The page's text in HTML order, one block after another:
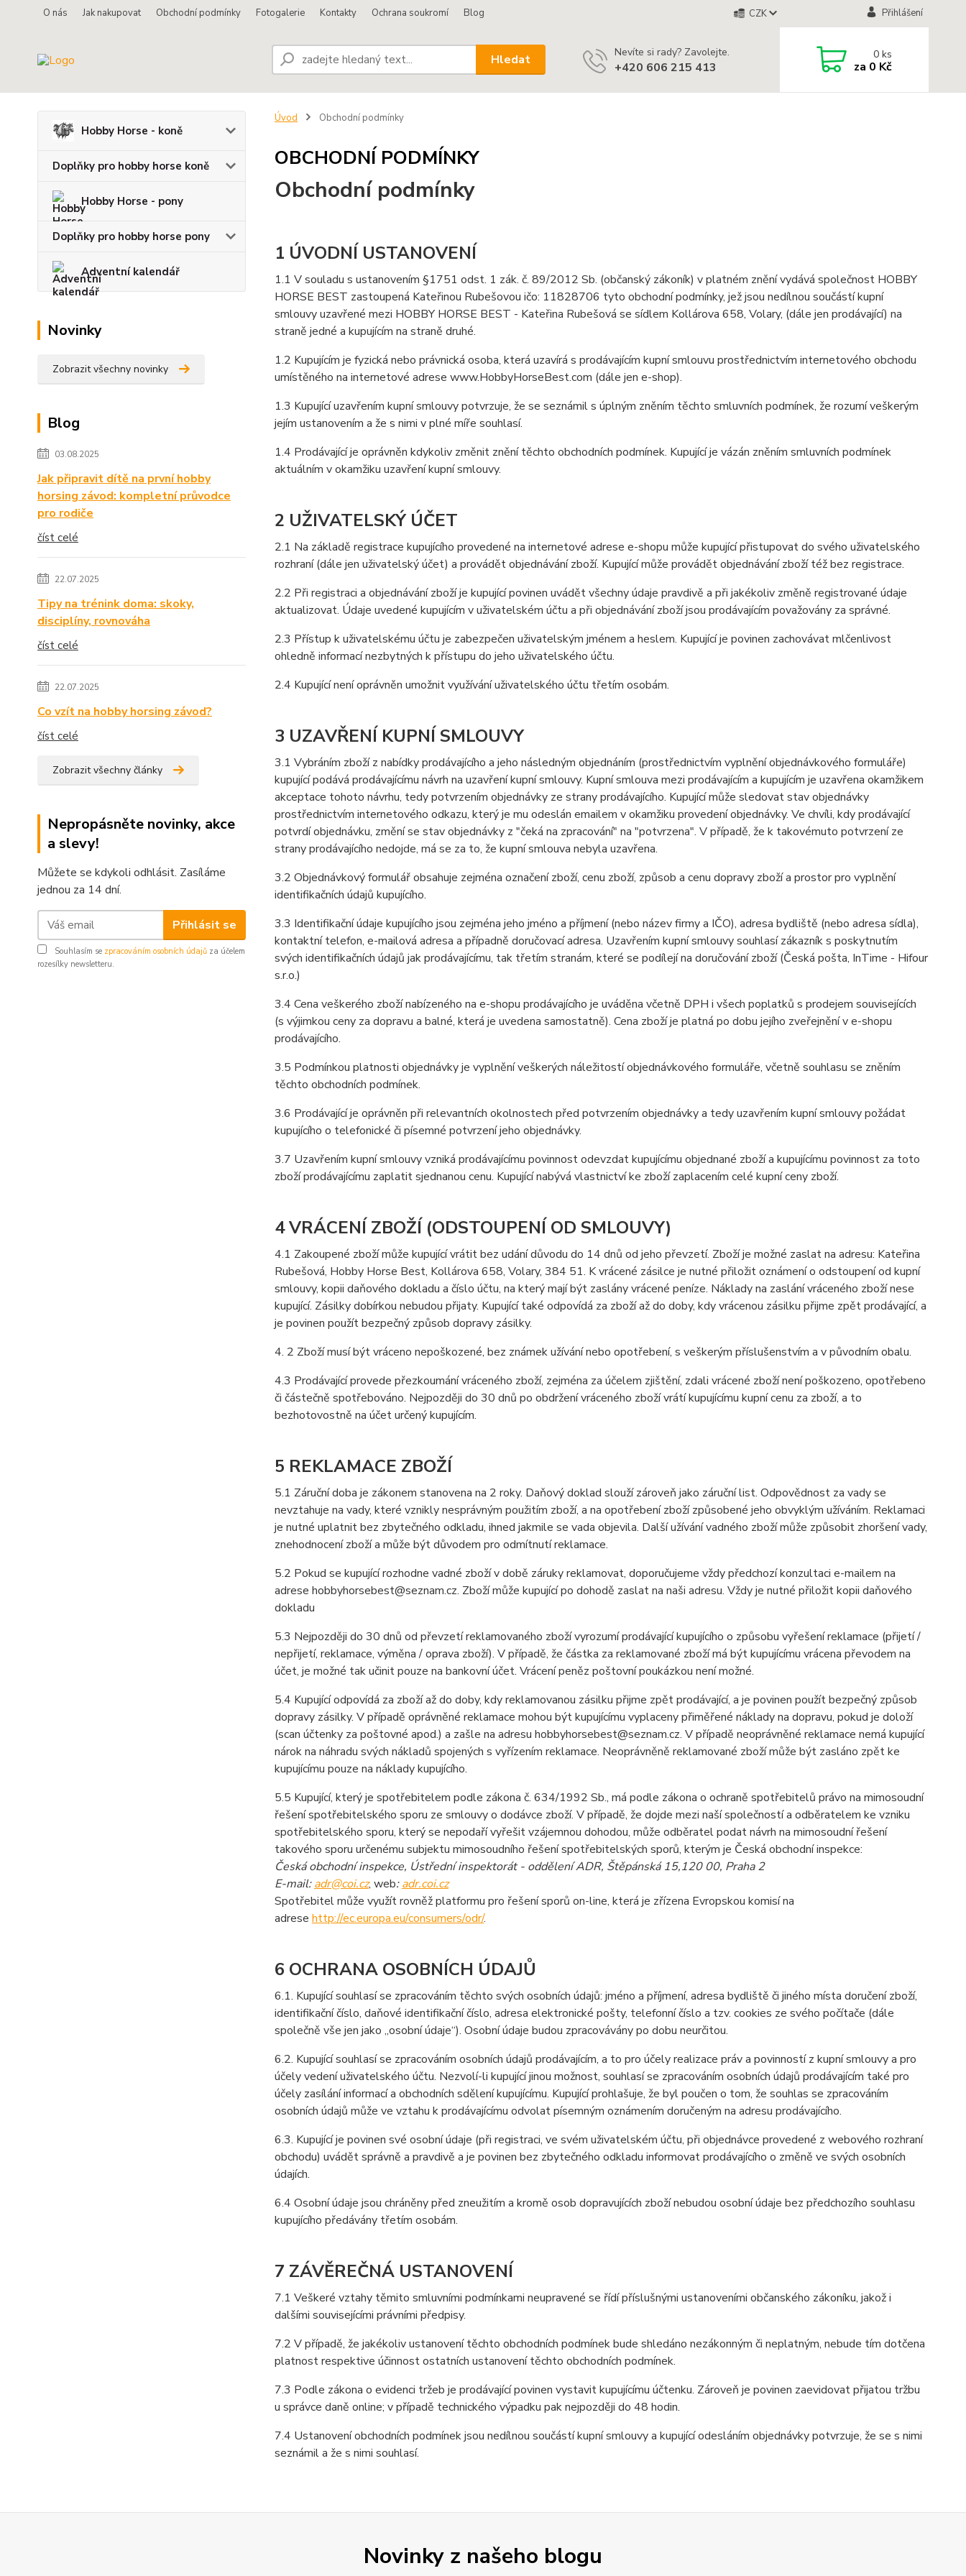
O nás Jak nakupovat Obchodní podmínky Fotogalerie Kontakty Ochrana soukromí Blog CZK Přihlášení
Hledat Nevíte si rady? Zavolejte.
+420 606 215 413
0ks
za 0 Kč
Hobby Horse - koně
Doplňky pro hobby horse koně
Hobby Horse - pony
Doplňky pro hobby horse pony
Adventní kalendář
Novinky
Zobrazit všechny novinky
Blog
03.08.2025
Jak připravit dítě na první hobby
horsing závod: kompletní průvodce
pro rodiče
číst celé
22.07.2025
Tipy na trénink doma: skoky,
disciplíny, rovnováha
číst celé
22.07.2025
Co vzít na hobby horsing závod?
číst celé
Zobrazit všechny články
Nepropásněte novinky, akce
a slevy!
Můžete se kdykoli odhlásit. Zasíláme
jednou za 14 dní.
Přihlásit se
Souhlasím se zpracováním osobních údajů za účelem
rozesílky newsletteru.
Úvod Obchodní podmínky
OBCHODNÍ PODMÍNKY
Obchodní podmínky
1 ÚVODNÍ USTANOVENÍ
1.1 V souladu s ustanovením §1751 odst. 1 zák. č. 89/2012 Sb. (občanský zákoník) v platném znění vydává společnost HOBBY
HORSE BEST zastoupená Kateřinou Rubešovou ičo: 11828706 tyto obchodní podmínky, jež jsou nedílnou součástí kupní
smlouvy uzavřené mezi HOBBY HORSE BEST - Kateřina Rubešová se sídlem Kollárova 658, Volary, (dále jen prodávající) na
straně jedné a kupujícím na straně druhé.
1.2 Kupujícím je fyzická nebo právnická osoba, která uzavírá s prodávajícím kupní smlouvu prostřednictvím internetového obchodu
umístěného na internetové adrese www.HobbyHorseBest.com (dále jen e-shop).
1.3 Kupující uzavřením kupní smlouvy potvrzuje, že se seznámil s úplným zněním těchto smluvních podmínek, že rozumí veškerým
jejím ustanovením a že s nimi v plné míře souhlasí.
1.4 Prodávající je oprávněn kdykoliv změnit znění těchto obchodních podmínek. Kupující je vázán zněním smluvních podmínek
aktuálním v okamžiku uzavření kupní smlouvy.
2 UŽIVATELSKÝ ÚČET
2.1 Na základě registrace kupujícího provedené na internetové adrese e-shopu může kupující přistupovat do svého uživatelského
rozhraní (dále jen uživatelský účet) a provádět objednávání zboží. Kupující může provádět objednávání zboží též bez registrace.
2.2 Při registraci a objednávání zboží je kupující povinen uvádět všechny údaje pravdivě a při jakékoliv změně registrované údaje
aktualizovat. Údaje uvedené kupujícím v uživatelském účtu a při objednávání zboží jsou prodávajícím považovány za správné.
2.3 Přístup k uživatelskému účtu je zabezpečen uživatelským jménem a heslem. Kupující je povinen zachovávat mlčenlivost
ohledně informací nezbytných k přístupu do jeho uživatelského účtu.
2.4 Kupující není oprávněn umožnit využívání uživatelského účtu třetím osobám.
3 UZAVŘENÍ KUPNÍ SMLOUVY
3.1 Vybráním zboží z nabídky prodávajícího a jeho následným objednáním (prostřednictvím vyplnění objednávkového formuláře)
kupující podává prodávajícímu návrh na uzavření kupní smlouvy. Kupní smlouva mezi prodávajícím a kupujícím je uzavřena okamžikem
akceptace tohoto návrhu, tedy potvrzením objednávky ze strany prodávajícího. Kupující může sledovat stav objednávky
prostřednictvím internetového odkazu, který je mu odeslán emailem v okamžiku provedení objednávky. Ve chvíli, kdy prodávající
potvrdí objednávku, změní se stav objednávky z "čeká na zpracování" na "potvrzena". V případě, že k takovémuto potvrzení ze
strany prodávajícího nedojde, má se za to, že kupní smlouva nebyla uzavřena.
3.2 Objednávkový formulář obsahuje zejména označení zboží, cenu zboží, způsob a cenu dopravy zboží a prostor pro vyplnění
identifikačních údajů kupujícího.
3.3 Identifikační údaje kupujícího jsou zejména jeho jméno a příjmení (nebo název firmy a IČO), adresa bydliště (nebo adresa sídla),
kontaktní telefon, e-mailová adresa a případně doručovací adresa. Uzavřením kupní smlouvy souhlasí zákazník s poskytnutím
svých identifikačních údajů jak prodávajícímu, tak třetím stranám, které se podílejí na doručování zboží (Česká pošta, InTime - Hifour
s.r.o.)
3.4 Cena veškerého zboží nabízeného na e-shopu prodávajícího je uváděna včetně DPH i všech poplatků s prodejem souvisejících
(s výjimkou ceny za dopravu a balné, která je uvedena samostatně). Cena zboží je platná po dobu jejího zveřejnění v e-shopu
prodávajícího.
3.5 Podmínkou platnosti objednávky je vyplnění veškerých náležitostí objednávkového formuláře, včetně souhlasu se zněním
těchto obchodních podmínek.
3.6 Prodávající je oprávněn při relevantních okolnostech před potvrzením objednávky a tedy uzavřením kupní smlouvy požádat
kupujícího o telefonické či písemné potvrzení jeho objednávky.
3.7 Uzavřením kupní smlouvy vzniká prodávajícímu povinnost odevzdat kupujícímu objednané zboží a kupujícímu povinnost za toto
zboží prodávajícímu zaplatit sjednanou cenu. Kupující nabývá vlastnictví ke zboží zaplacením celé kupní ceny zboží.
4 VRÁCENÍ ZBOŽÍ (ODSTOUPENÍ OD SMLOUVY)
4.1 Zakoupené zboží může kupující vrátit bez udání důvodu do 14 dnů od jeho převzetí. Zboží je možné zaslat na adresu: Kateřina
Rubešová, Hobby Horse Best, Kollárova 658, Volary, 384 51. K vrácené zásilce je nutné přiložit oznámení o odstoupení od kupní
smlouvy, kopii daňového dokladu a číslo účtu, na který mají být zaslány vrácené peníze. Náklady na zaslání vráceného zboží nese
kupující. Zásilky dobírkou nebudou přijaty. Kupující také odpovídá za zboží až do doby, kdy vrácenou zásilku přijme zpět prodávající, a
je povinen použít bezpečný způsob dopravy zásilky.
4. 2 Zboží musí být vráceno nepoškozené, bez známek užívání nebo opotřebení, s veškerým příslušenstvím a v původním obalu.
4.3 Prodávající provede přezkoumání vráceného zboží, zejména za účelem zjištění, zdali vrácené zboží není poškozeno, opotřebeno
či částečně spotřebováno. Nejpozději do 30 dnů po obdržení vráceného zboží vrátí kupujícímu kupní cenu za zboží, a to
bezhotovostně na účet určený kupujícím.
5 REKLAMACE ZBOŽÍ
5.1 Záruční doba je zákonem stanovena na 2 roky. Daňový doklad slouží zároveň jako záruční list. Odpovědnost za vady se
nevztahuje na vady, které vznikly nesprávným použitím zboží, a na opotřebení zboží způsobené jeho obvyklým užíváním. Reklamaci
je nutné uplatnit bez zbytečného odkladu, ihned jakmile se vada objevila. Další užívání vadného zboží může způsobit zhoršení vady,
znehodnocení zboží a může být důvodem pro odmítnutí reklamace.
5.2 Pokud se kupující rozhodne vadné zboží v době záruky reklamovat, doporučujeme vždy předchozí konzultaci e-mailem na
adrese hobbyhorsebest@seznam.cz. Zboží může kupující po dohodě zaslat na naši adresu. Vždy je nutné přiložit kopii daňového
dokladu
5.3 Nejpozději do 30 dnů od převzetí reklamovaného zboží vyrozumí prodávající kupujícího o způsobu vyřešení reklamace (přijetí /
nepřijetí, reklamace, výměna / oprava zboží). V případě, že částka za reklamované zboží má být kupujícímu vrácena převodem na
účet, je možné tak učinit pouze na bankovní účet. Vrácení peněz poštovní poukázkou není možné.
5.4 Kupující odpovídá za zboží až do doby, kdy reklamovanou zásilku přijme zpět prodávající, a je povinen použít bezpečný způsob
dopravy zásilky. V případě oprávněné reklamace mohou být kupujícímu vyplaceny přiměřené náklady na dopravu, pokud je doloží
(scan účtenky za poštovné apod.) a zašle na adresu hobbyhorsebest@seznam.cz. V případě neoprávněné reklamace nemá kupující
nárok na náhradu svých nákladů spojených s vyřízením reklamace. Neoprávněně reklamované zboží může být zasláno zpět ke
kupujícímu pouze na náklady kupujícího.
5.5 Kupující, který je spotřebitelem podle zákona č. 634/1992 Sb., má podle zákona o ochraně spotřebitelů právo na mimosoudní
řešení spotřebitelského sporu ze smlouvy o dodávce zboží. V případě, že dojde mezi naší společností a odběratelem ke vzniku
spotřebitelského sporu, který se nepodaří vyřešit vzájemnou dohodou, může odběratel podat návrh na mimosoudní řešení
takového sporu určenému subjektu mimosoudního řešení spotřebitelských sporů, kterým je Česká obchodní inspekce:
Česká obchodní inspekce, Ústřední inspektorát - oddělení ADR, Štěpánská 15,120 00, Praha 2
E-mail:adr@coi.cz, web:adr.coi.cz
Spotřebitel může využít rovněž platformu pro řešení sporů on-line, která je zřízena Evropskou komisí na
adrese http://ec.europa.eu/consumers/odr/.
6 OCHRANA OSOBNÍCH ÚDAJŮ
6.1. Kupující souhlasí se zpracováním těchto svých osobních údajů: jméno a příjmení, adresa bydliště či jiného místa doručení zboží,
identifikační číslo, daňové identifikační číslo, adresa elektronické pošty, telefonní číslo a tzv. cookies ze svého počítače (dále
společně vše jen jako „osobní údaje“). Osobní údaje budou zpracovávány po dobu neurčitou.
6.2. Kupující souhlasí se zpracováním osobních údajů prodávajícím, a to pro účely realizace práv a povinností z kupní smlouvy a pro
účely vedení uživatelského účtu. Nezvolí-li kupující jinou možnost, souhlasí se zpracováním osobních údajů prodávajícím také pro
účely zasílání informací a obchodních sdělení kupujícímu. Kupující prohlašuje, že byl poučen o tom, že souhlas se zpracováním
osobních údajů může ve vztahu k prodávajícímu odvolat písemným oznámením doručeným na adresu prodávajícího.
6.3. Kupující je povinen své osobní údaje (při registraci, ve svém uživatelském účtu, při objednávce provedené z webového rozhraní
obchodu) uvádět správně a pravdivě a je povinen bez zbytečného odkladu informovat prodávajícího o změně ve svých osobních
údajích.
6.4 Osobní údaje jsou chráněny před zneužitím a kromě osob dopravujících zboží nebudou osobní údaje bez předchozího souhlasu
kupujícího předávány třetím osobám.
7 ZÁVĚREČNÁ USTANOVENÍ
7.1 Veškeré vztahy těmito smluvními podmínkami neupravené se řídí příslušnými ustanoveními občanského zákoníku, jakož i
dalšími souvisejícími právními předpisy.
7.2 V případě, že jakékoliv ustanovení těchto obchodních podmínek bude shledáno nezákonným či neplatným, nebude tím dotčena
platnost respektive účinnost ostatních ustanovení těchto obchodních podmínek.
7.3 Podle zákona o evidenci tržeb je prodávající povinen vystavit kupujícímu účtenku. Zároveň je povinen zaevidovat přijatou tržbu
u správce daně online; v případě technického výpadku pak nejpozději do 48 hodin.
7.4 Ustanovení obchodních podmínek jsou nedílnou součástí kupní smlouvy a kupující odesláním objednávky potvrzuje, že se s nimi
seznámil a že s nimi souhlasí.
Novinky z našeho blogu